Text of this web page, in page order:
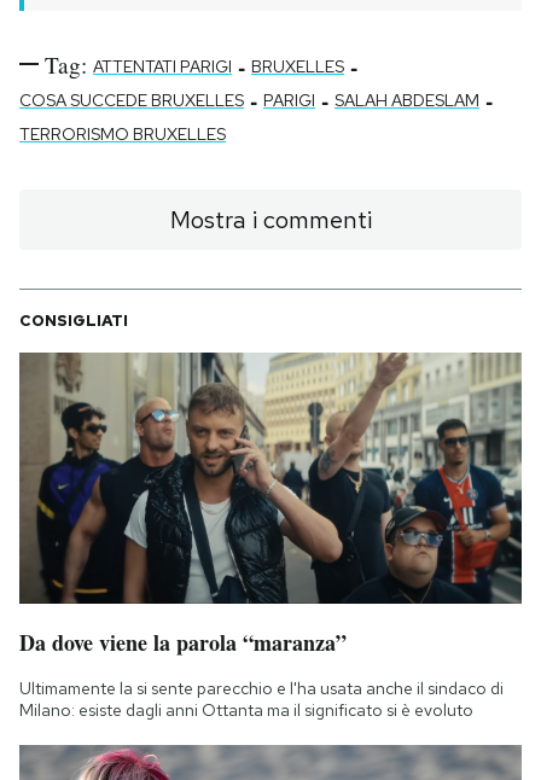
Tag: ATTENTATI PARIGI - BRUXELLES -
COSA SUCCEDE BRUXELLES - PARIGI - SALAH ABDESLAM -
TERRORISMO BRUXELLES
Mostra i commenti
CONSIGLIATI
Da dove viene la parola “maranza”
Ultimamente la si sente parecchio e l'ha usata anche il sindaco di
Milano: esiste dagli anni Ottanta ma il significato si è evoluto